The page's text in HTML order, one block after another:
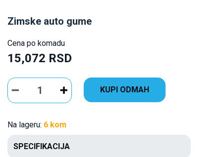
Zimske auto gume
Cena po komadu
15,072 RSD
KUPI ODMAH
Na lageru: 6 kom
SPECIFIKACIJA